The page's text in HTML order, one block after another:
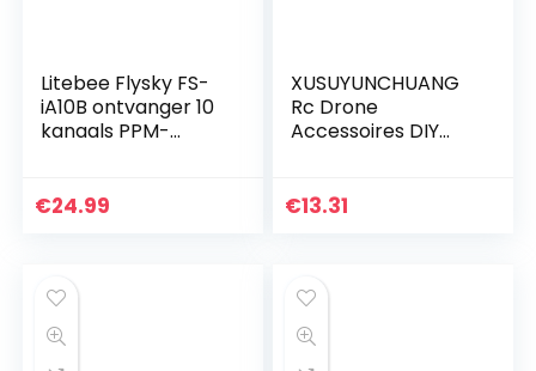
Litebee Flysky FS-
iA10B ontvanger 10
kanaals PPM-
ontvanger voor i6
€24.99
XUSUYUNCHUANG
Rc Drone
Accessoires DIY
Gemfan 1447
€13.31